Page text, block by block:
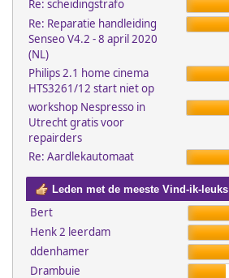
Re: scheidingstrafo
Re: Reparatie handleiding
Senseo V4.2 - 8 april 2020
(NL)
Philips 2.1 home cinema
HTS3261/12 start niet op
workshop Nespresso in
Utrecht gratis voor
repairders
Re: Aardlekautomaat
Leden met de meeste Vind-ik-leuks
Bert
Henk 2 leerdam
ddenhamer
Drambuie